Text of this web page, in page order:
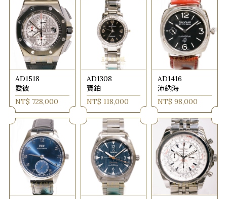
AD1518
愛彼
NT$ 728,000
AD1308
寶鉑
NT$ 118,000
AD1416
沛納海
NT$ 98,000